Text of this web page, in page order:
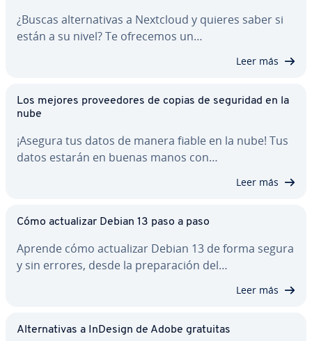
¿Buscas al­te­r­na­ti­vas a Nextcloud y quieres saber si
están a su nivel? Te ofrecemos un…
Leer más
Los mejores pro­vee­do­res de copias de seguridad en la
nube
¡Asegura tus datos de manera fiable en la nube! Tus
datos estarán en buenas manos con…
Leer más
Cómo ac­tua­li­zar Debian 13 paso a paso
Aprende cómo ac­tua­li­zar Debian 13 de forma segura
y sin errores, desde la pre­pa­ra­ción del…
Leer más
Al­te­r­na­ti­vas a InDesign de Adobe gratuitas